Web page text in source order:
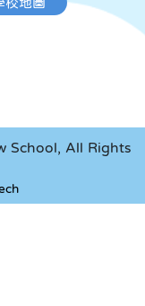
School, All Rights